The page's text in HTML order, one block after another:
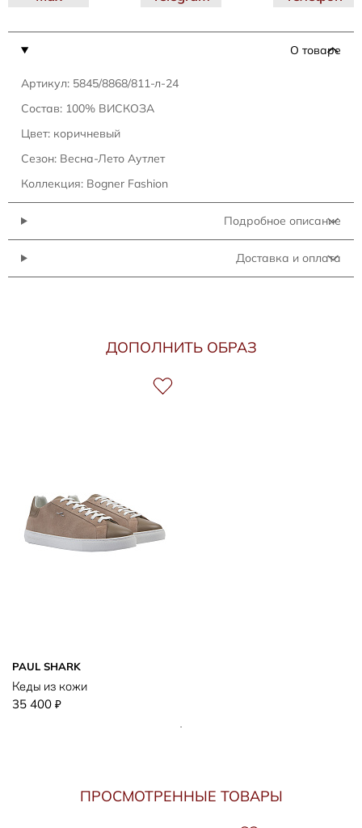
О товаре
Артикул: 5845/8868/811-л-24
Состав: 100% ВИСКОЗА
Цвет: коричневый
Сезон: Весна-Лето Аутлет
Коллекция: Bogner Fashion
Подробное описание
Доставка и оплата
ДОПОЛНИТЬ ОБРАЗ
PAUL SHARK
Кеды из кожи
35 400 ₽
ПРОСМОТРЕННЫЕ ТОВАРЫ